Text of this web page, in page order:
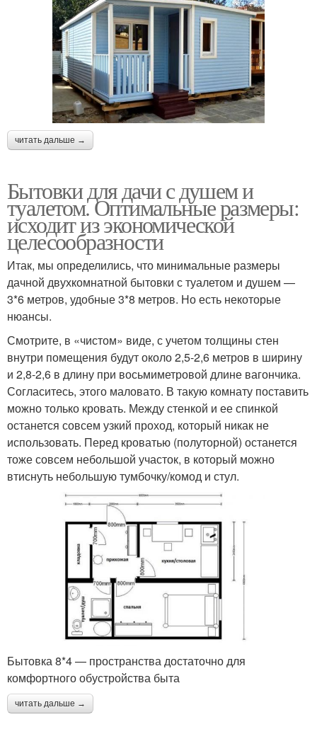
читать дальше →
Бытовки для дачи с душем и
туалетом. Оптимальные размеры:
исходит из экономической
целесообразности
Итак, мы определились, что минимальные размеры
дачной двухкомнатной бытовки с туалетом и душем —
3*6 метров, удобные 3*8 метров. Но есть некоторые
нюансы.
Смотрите, в «чистом» виде, с учетом толщины стен
внутри помещения будут около 2,5-2,6 метров в ширину
и 2,8-2,6 в длину при восьмиметровой длине вагончика.
Согласитесь, этого маловато. В такую комнату поставить
можно только кровать. Между стенкой и ее спинкой
останется совсем узкий проход, который никак не
использовать. Перед кроватью (полуторной) останется
тоже совсем небольшой участок, в который можно
втиснуть небольшую тумбочку/комод и стул.
Бытовка 8*4 — пространства достаточно для
комфортного обустройства быта
читать дальше →